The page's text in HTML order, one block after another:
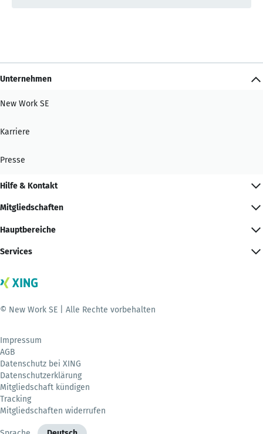
Unternehmen
New Work SE
Karriere
Presse
Hilfe & Kontakt
Mitgliedschaften
Hauptbereiche
Services
© New Work SE | Alle Rechte vorbehalten
Impressum
AGB
Datenschutz bei XING
Datenschutzerklärung
Mitgliedschaft kündigen
Tracking
Mitgliedschaften widerrufen